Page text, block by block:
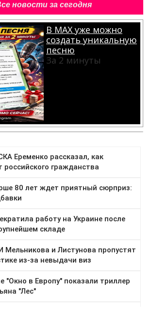
новости за сегодня
В MAX уже можно
создать уникальную
песню
За 2 минуты